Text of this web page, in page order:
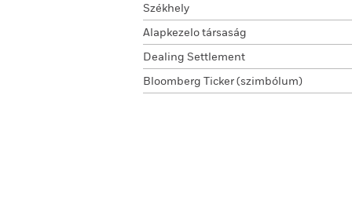
Székhely
Alapkezelo társaság
Dealing Settlement
Bloomberg Ticker (szimbólum)